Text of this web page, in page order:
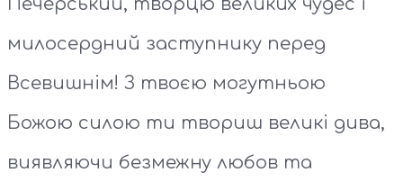
милосердний заступнику перед
Всевишнім! З твоєю могутньою
Божою силою ти твориш великі дива,
виявляючи безмежну любов та